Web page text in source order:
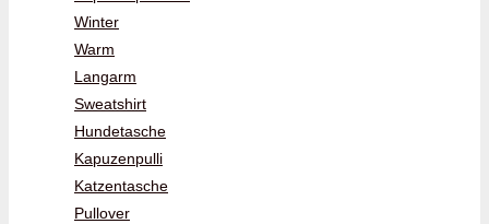
Winter
Warm
Langarm
Sweatshirt
Hundetasche
Kapuzenpulli
Katzentasche
Pullover